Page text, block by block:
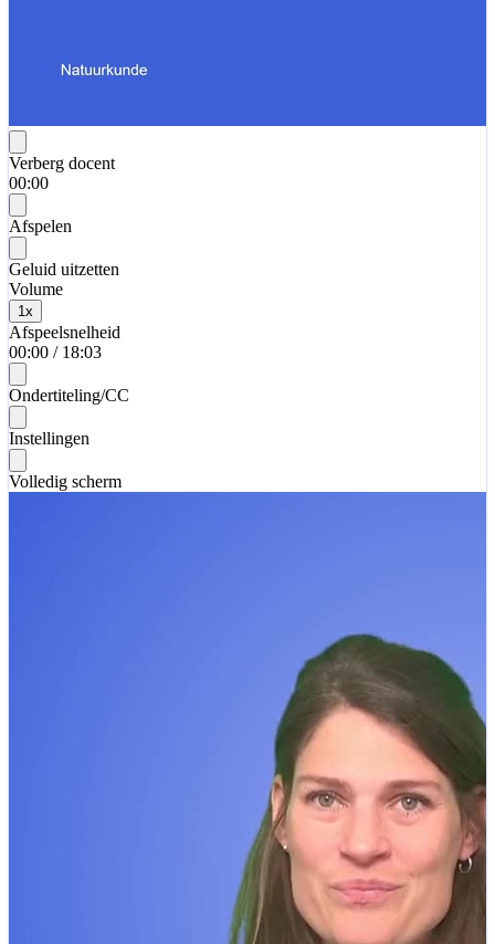
Verberg docent
00:00
Afspelen
Geluid uitzetten
Volume
1 x
Afspeelsnelheid
00:00 / 18:03
Ondertiteling/CC
Instellingen
Volledig scherm